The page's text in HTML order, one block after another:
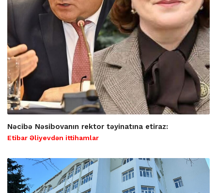
Nəcibə Nəsibovanın rektor təyinatına etiraz:
Etibar Əliyevdən ittihamlar